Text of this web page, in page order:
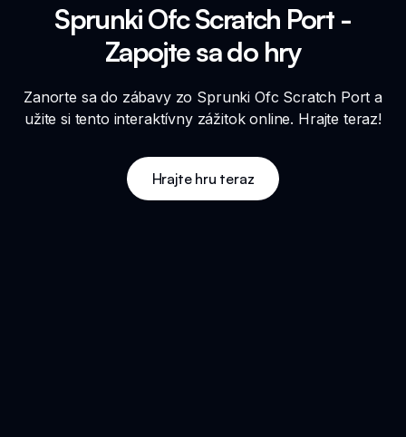
Sprunki Ofc Scratch Port -
Zapojte sa do hry
Zanorte sa do zábavy zo Sprunki Ofc Scratch Port a
užite si tento interaktívny zážitok online. Hrajte teraz!
Hrajte hru teraz